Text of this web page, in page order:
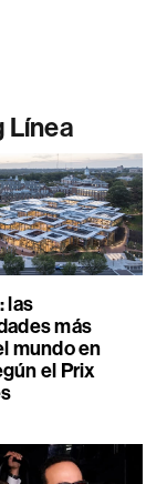
Línea
las
más
mundo en
el Prix